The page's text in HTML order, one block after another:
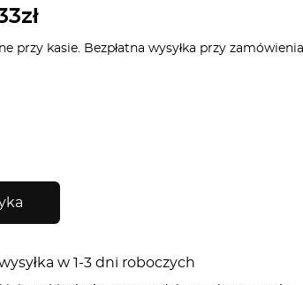
zł
przy kasie. Bezpłatna wysyłka przy
w 1-3 dni roboczych